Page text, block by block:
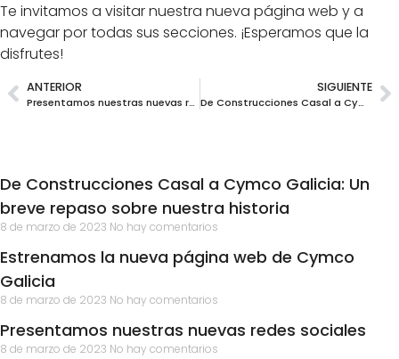
Te invitamos a visitar nuestra nueva página web y a
navegar por todas sus secciones. ¡Esperamos que la
disfrutes!
ANTERIOR
Presentamos nuestras nuevas redes sociales
SIGUIENTE
De Construcciones Casal a Cymco Galicia: Un breve repaso sobre nuestra historia
De Construcciones Casal a Cymco Galicia: Un
breve repaso sobre nuestra historia
8 de marzo de 2023 No hay comentarios
Estrenamos la nueva página web de Cymco
Galicia
8 de marzo de 2023 No hay comentarios
Presentamos nuestras nuevas redes sociales
8 de marzo de 2023 No hay comentarios